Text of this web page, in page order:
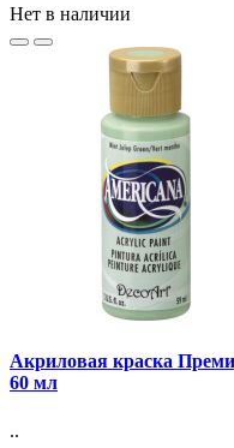
Нет в наличии
Акриловая краска
60 мл
..